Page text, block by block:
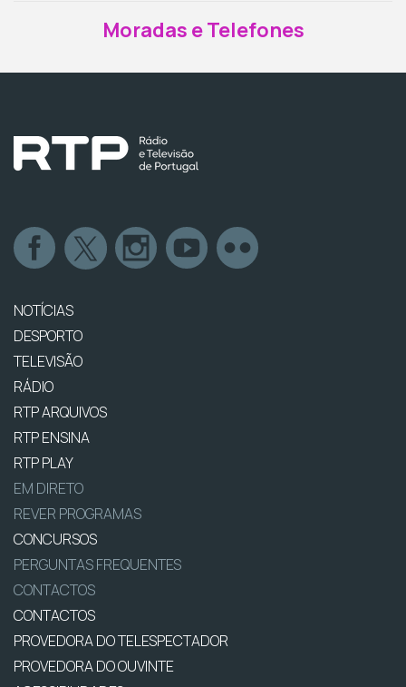
Moradas e Telefones
NOTÍCIAS
DESPORTO
TELEVISÃO
RÁDIO
RTP ARQUIVOS
RTP ENSINA
RTP PLAY
EM DIRETO
REVER PROGRAMAS
CONCURSOS
PERGUNTAS FREQUENTES
CONTACTOS
CONTACTOS
PROVEDORA DO TELESPECTADOR
PROVEDORA DO OUVINTE